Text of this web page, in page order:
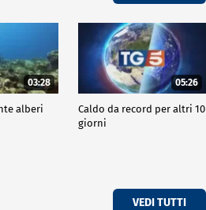
03:28
alberi
05:26
Caldo da record per altri 10
giorni
VEDI TUTTI